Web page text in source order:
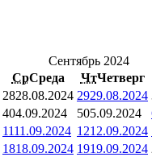
Сентябрь 2024
СрСреда ЧтЧетверг
2828.08.2024 2929.08.2024
404.09.2024 505.09.2024
1111.09.2024 1212.09.2024
1818.09.2024 1919.09.2024